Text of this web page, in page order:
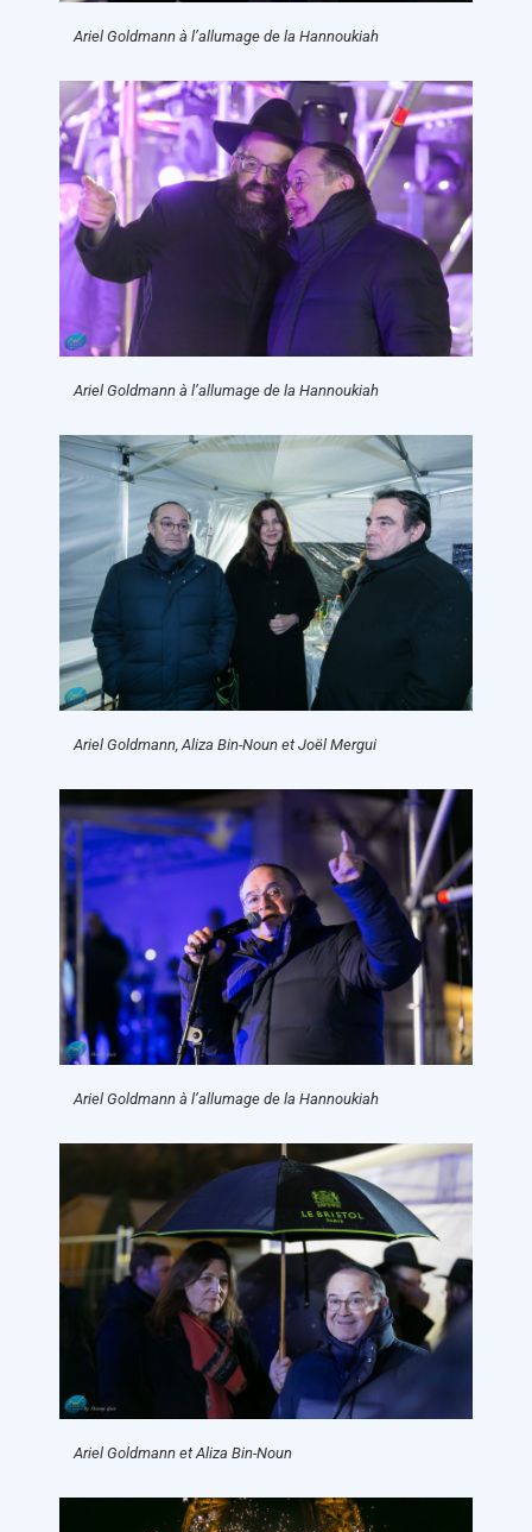
Ariel Goldmann à l’allumage de la Hannoukiah
Ariel Goldmann à l’allumage de la Hannoukiah
Ariel Goldmann, Aliza Bin-Noun et Joël Mergui
Ariel Goldmann à l’allumage de la Hannoukiah
Ariel Goldmann et Aliza Bin-Noun